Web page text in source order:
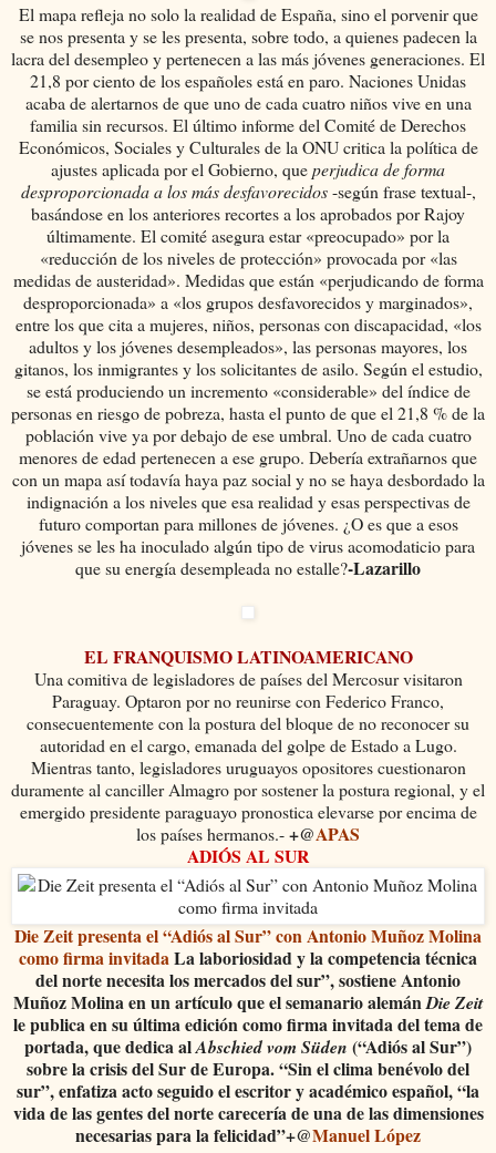
El mapa refleja no solo la realidad de España, sino el porvenir que
se nos presenta y se les presenta, sobre todo, a quienes padecen la
lacra del desempleo y pertenecen a las más jóvenes generaciones. El
21,8 por ciento de los españoles está en paro. Naciones Unidas
acaba de alertarnos de que uno de cada cuatro niños vive en una
familia sin recursos. El último informe del Comité de Derechos
Económicos, Sociales y Culturales de la ONU critica la política de
ajustes aplicada por el Gobierno, queperjudica de forma
desproporcionada a los más desfavorecidos-según frase textual-,
basándose en los anteriores recortes a los aprobados por Rajoy
últimamente. El comité asegura estar «preocupado» por la
«reducción de los niveles de protección» provocada por «las
medidas de austeridad». Medidas que están «perjudicando de forma
desproporcionada» a «los grupos desfavorecidos y marginados»,
entre los que cita a mujeres, niños, personas con discapacidad, «los
adultos y los jóvenes desempleados», las personas mayores, los
gitanos, los inmigrantes y los solicitantes de asilo. Según el estudio,
se está produciendo un incremento «considerable» del índice de
personas en riesgo de pobreza, hasta el punto de que el 21,8 % de la
población vive ya por debajo de ese umbral. Uno de cada cuatro
menores de edad pertenecen a ese grupo. Debería extrañarnos que
con un mapa así todavía haya paz social y no se haya desbordado la
indignación a los niveles que esa realidad y esas perspectivas de
futuro comportan para millones de jóvenes. ¿O es que a esos
jóvenes se les ha inoculado algún tipo de virus acomodaticiopara
que su energía desempleada no estalle?-Lazarillo
EL FRANQUISMO LATINOAMERICANO
Una comitiva de legisladores de países del Mercosur visitaron
Paraguay. Optaron por no reunirse con Federico Franco,
consecuentemente con la postura del bloque de no reconocer su
autoridad en el cargo, emanada del golpe de Estado a Lugo.
Mientras tanto, legisladores uruguayos opositores cuestionaron
duramente al canciller Almagro por sostener la postura regional, y el
emergido presidente paraguayo pronostica elevarse por encima de
los países hermanos.-+@APAS
ADIÓS AL SUR
Die Zeit presenta el “Adiós al Sur” con Antonio Muñoz Molina
como firma invitadaLa laboriosidad y la competencia técnica
del norte necesita los mercados del sur”, sostieneAntonio
Muñoz Molinaen un artículo que el semanario alemánDie Zeit
le publica en su última edición como firma invitada del tema de
portada, que dedica alAbschied vom Süden (“Adiós al Sur”)
sobre la crisis del Sur de Europa. “Sin el clima benévolo del
sur”, enfatiza acto seguido el escritor y académico español, “la
vida de las gentes del norte carecería de una de las dimensiones
necesarias para la felicidad”+@Manuel López